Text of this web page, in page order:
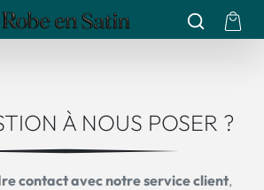
À NOUS POSER ?
contact avec notre service client,